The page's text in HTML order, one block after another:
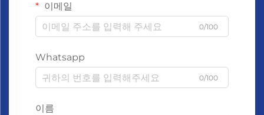
이메일
0/100
Whatsapp
0/100
이름